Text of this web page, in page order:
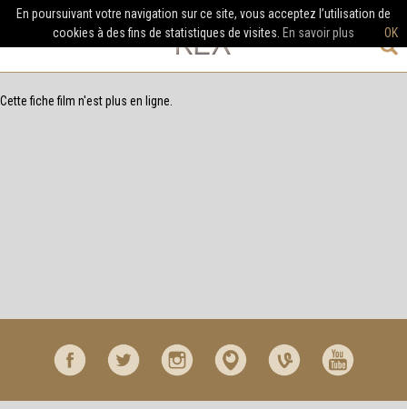
Cette fiche film n'est plus en ligne.
OK
En poursuivant votre navigation sur ce site, vous acceptez l’utilisation de
cookies à des fins de statistiques de visites. En savoir plus